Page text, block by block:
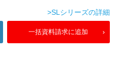
>SLシリーズの詳細
一括資料請求に追加